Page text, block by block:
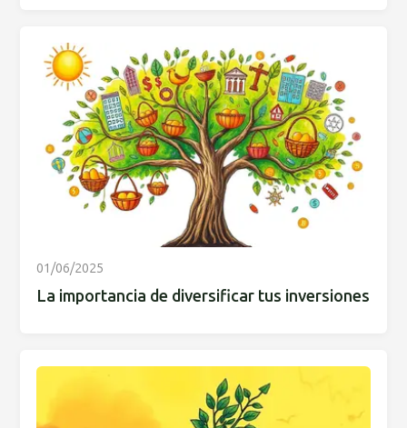
01/06/2025
La importancia de diversificar tus inversiones